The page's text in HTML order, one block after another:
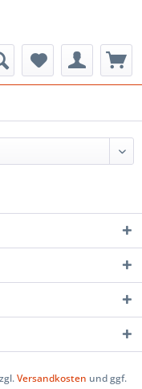
Versandkosten und ggf.